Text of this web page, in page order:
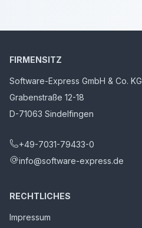
FIRMENSITZ
Software-Express GmbH & Co. KG
Grabenstraße 12-18
D-71063 Sindelfingen
+49-7031-79433-0
info@software-express.de
RECHTLICHES
Impressum